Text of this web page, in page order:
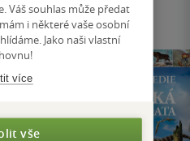
Váš souhlas může předat
i některé vaše osobní
Jako naši vlastní
více
vše